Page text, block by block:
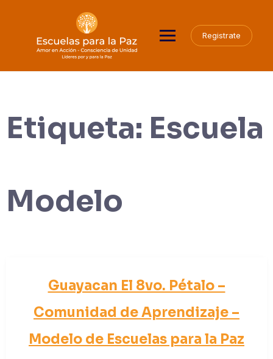
Registrate
Etiqueta: Escuela
Modelo
Guayacan El 8vo. Pétalo –
Comunidad de Aprendizaje –
Modelo de Escuelas para la Paz